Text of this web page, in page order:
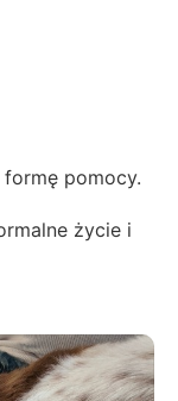
formę pomocy.
życie i